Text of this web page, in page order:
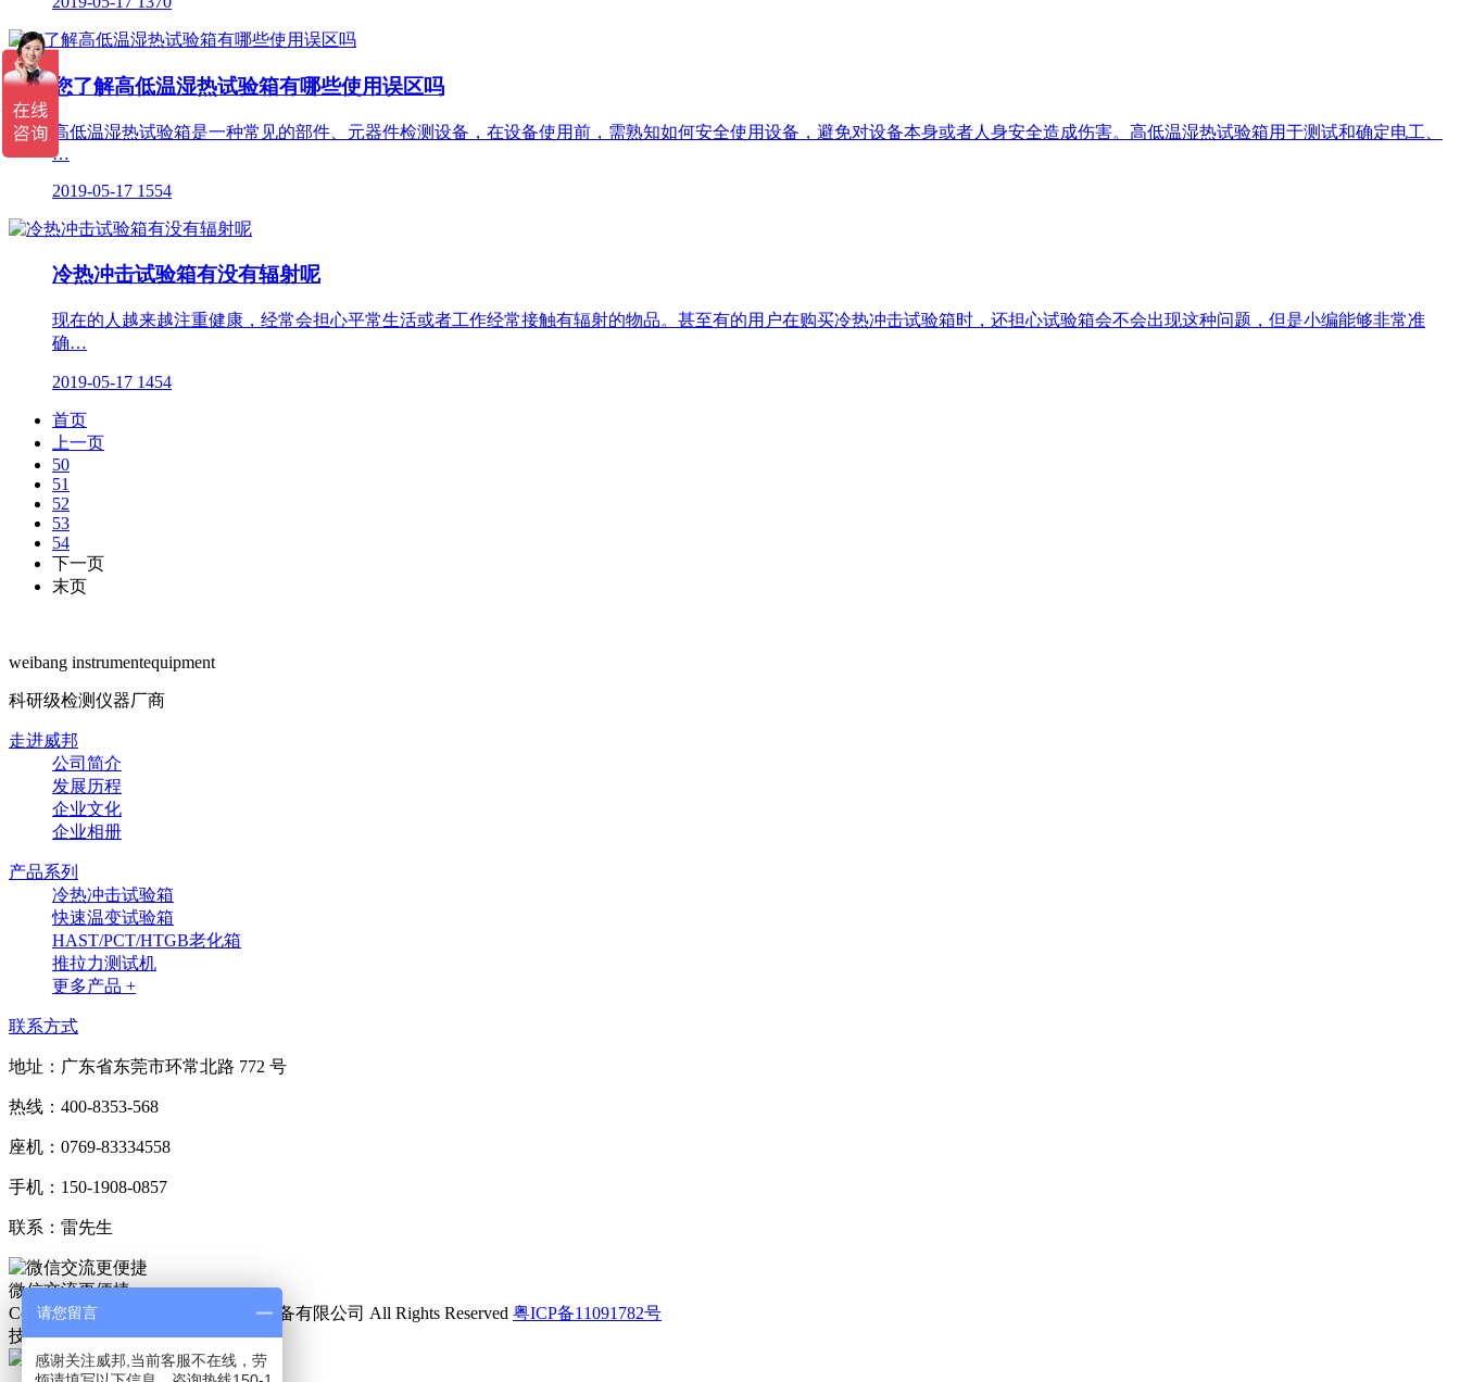
您了解高低温湿热试验箱有哪些使用误区吗
高低温湿热试验箱是一种常见的部件、元器件检测设备，在设备使用前，需熟知如何安全使用设备，避免对设备本身或者人身安全造成伤害。高低温湿热试验箱用于测试和确定电工、
…
2019-05-17 1554
冷热冲击试验箱有没有辐射呢
现在的人越来越注重健康，经常会担心平常生活或者工作经常接触有辐射的物品。甚至有的用户在购买冷热冲击试验箱时，还担心试验箱会不会出现这种问题，但是小编能够非常准
确…
2019-05-17 1454
首页
上一页
50
51
52
53
54
下一页
末页
weibang instrumentequipment
科研级检测仪器厂商
走进威邦
公司简介
发展历程
企业文化
企业相册
产品系列
冷热冲击试验箱
快速温变试验箱
HAST/PCT/HTGB老化箱
推拉力测试机
更多产品 +
联系方式
地址：广东省东莞市环常北路 772 号
热线：400-8353-568
座机：0769-83334558
手机：150-1908-0857
联系：雷先生
微信交流更便捷
Copyright © 2019 东莞市威邦仪器设备有限公司 All Rights Reserved 粤ICP备11091782号
技术支持：微观网络
请您留言
感谢关注威邦,当前客服不在线，劳